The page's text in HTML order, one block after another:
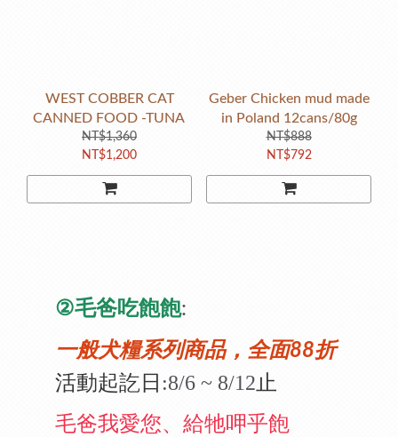
WEST COBBER CAT
CANNED FOOD -TUNA
NT$1,360
NT$1,200
Geber Chicken mud made
in Poland 12cans/80g
NT$888
NT$792
②毛爸吃飽飽:
一般犬糧系列商品，全面88折
活動起訖日 :8/6 ~ 8/12止
毛爸我愛您、給牠呷乎飽